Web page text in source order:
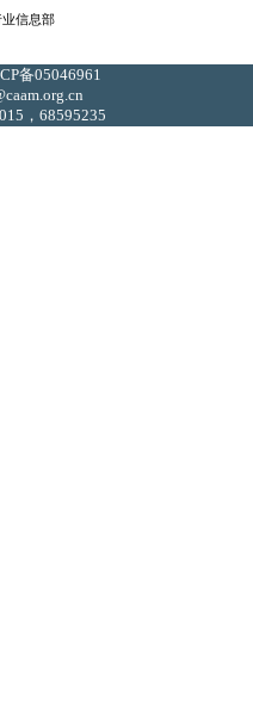
信息部
备05046961
，68595235